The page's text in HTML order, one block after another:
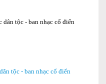
tộc - ban nhạc cổ điển